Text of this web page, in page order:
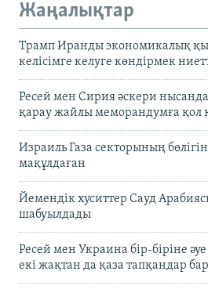
Жаңалықтар
Трамп Иранды экономикалық
келісімге келуге көндірмек
Ресей мен Сирия әскери
қарау жайлы меморандумға қол
Израиль Газа секторының
мақұлдаған
Йемендік хуситтер Сауд
шабуылдады
Ресей мен Украина бір-біріне
екі жақтан да қаза тапқандар бар